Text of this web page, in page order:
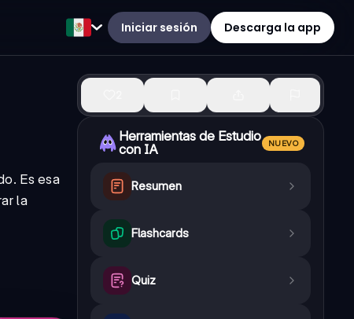
Iniciar sesión Descarga la app
Es esa
la
Herramientas de Estudio
con IA
NUEVO
Resumen
Flashcards
Quiz